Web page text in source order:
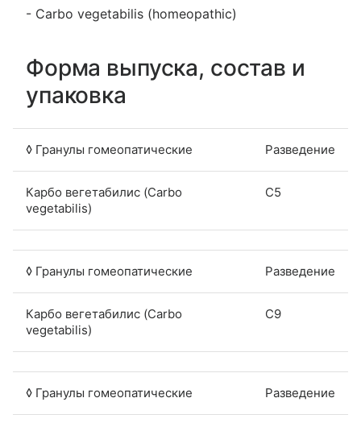
- Carbo vegetabilis (homeopathic)
Форма выпуска, состав и
упаковка
◊ Гранулы гомеопатические Разведение
Карбо вегетабилис (Carbo
vegetabilis)
C5
◊ Гранулы гомеопатические Разведение
Карбо вегетабилис (Carbo
vegetabilis)
C9
◊ Гранулы гомеопатические Разведение